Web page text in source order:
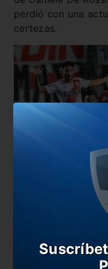
perdió con una
certezas.
De la vereda de
recuerdo. El
un contundente 3-
Supercopa
goles Acosta,